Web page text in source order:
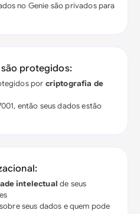
no Genie são privados para
protegidos:
por criptografia de
então seus dados estão
intelectual de seus
sobre seus dados e quem pode